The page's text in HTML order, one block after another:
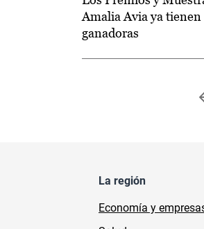
Amalia Avia ya tienen
ganadoras
La región
Economía y